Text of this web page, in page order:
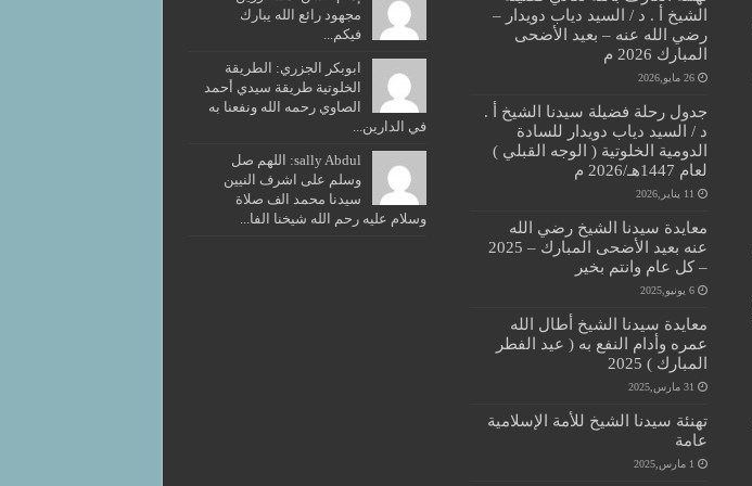
الشيخ أ . د / السيد دياب دويدار –
رضي الله عنه – بعيد الأضحى
المبارك 2026 م
26 مايو,2026
جدول رحلة فضيلة سيدنا الشيخ أ .
د / السيد دياب دويدار للسادة
الدومية الخلوتية ( الوجه القبلي )
لعام 1447هـ/2026 م
11 يناير,2026
معايدة سيدنا الشيخ رضي الله
عنه بعيد الأضحى المبارك – 2025
– كل عام وانتم بخير
6 يونيو,2025
معايدة سيدنا الشيخ أطال الله
عمره وأدام النفع به ( عيد الفطر
المبارك ) 2025
31 مارس,2025
تهنئة سيدنا الشيخ للأمة الإسلامية
عامة
1 مارس,2025
مجهود رائع الله يبارك
فيكم...
ابوبكر الجزري: الطريقة
الخلوتية طريقة سيدي أحمد
الصاوي رحمه الله ونفعنا به
في الدارين...
sally Abdul: اللهم صل
وسلم على اشرف النيين
سيدنا محمد الف صلاة
وسلام عليه رحم الله شيخنا الفا...